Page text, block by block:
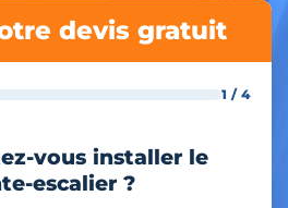
devis gratuit
1 / 4
vous installer le
escalier ?